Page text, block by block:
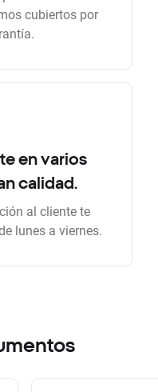
cubiertos por
en varios
calidad.
al cliente te
lunes a viernes.